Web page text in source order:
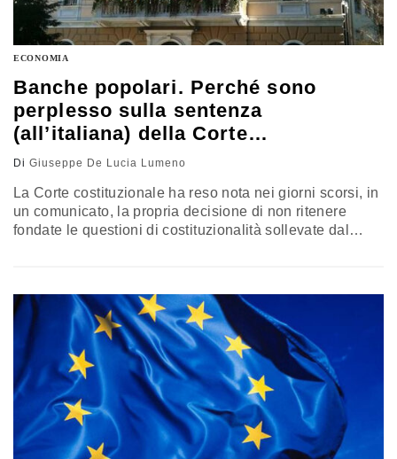
ECONOMIA
Banche popolari. Perché sono
perplesso sulla sentenza
(all’italiana) della Corte
Costituzionale
Di Giuseppe De Lucia Lumeno
La Corte costituzionale ha reso nota nei giorni scorsi, in
un comunicato, la propria decisione di non ritenere
fondate le questioni di costituzionalità sollevate dal
ancora in dettaglio le motivazioni del provvedimento, è
che la Consulta abbia…